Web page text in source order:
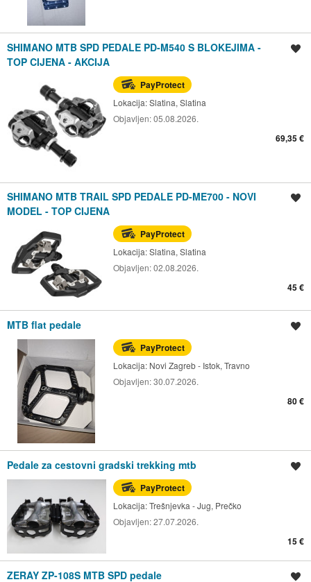
SHIMANO MTB SPD PEDALE PD-M540 S BLOKEJIMA -
TOP CIJENA - AKCIJA
PayProtect
Lokacija:Slatina, Slatina
Objavljen:05.08.2026.
69,35 €
SHIMANO MTB TRAIL SPD PEDALE PD-ME700 - NOVI
MODEL - TOP CIJENA
PayProtect
Lokacija:Slatina, Slatina
Objavljen:02.08.2026.
45 €
MTB flat pedale
PayProtect
Lokacija: Novi Zagreb - Istok, Travno
Objavljen:30.07.2026.
80 €
Pedale za cestovni gradski trekking mtb
PayProtect
Lokacija:Trešnjevka - Jug, Prečko
Objavljen:27.07.2026.
15 €
ZERAY ZP-108S MTB SPD pedale